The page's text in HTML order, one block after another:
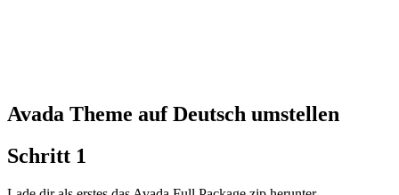
Avada Theme auf Deutsch umstellen
Schritt 1